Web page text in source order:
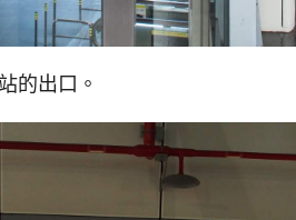
的出口。